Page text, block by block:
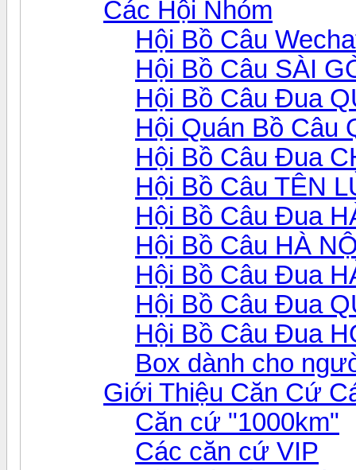
Các Hội Nhóm
Hội Bồ Câu
Hội Bồ Câu SÀI
Hội Bồ Câu Đua
Hội Quán Bồ Câu
Hội Bồ Câu Đua
Hội Bồ Câu TÊN
Hội Bồ Câu Đua
Hội Bồ Câu HÀ
Hội Bồ Câu Đua
Hội Bồ Câu Đua
Hội Bồ Câu Đua
Box dành cho
Giới Thiệu Căn Cứ
Căn cứ "1000km"
Các căn cứ VIP